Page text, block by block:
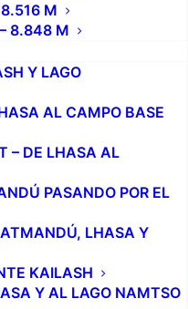
8.516 M
8.848 M
Y LAGO
AL CAMPO BASE
– DE LHASA AL
PASANDO POR EL
LHASA Y
KAILASH
Y AL LAGO NAMTSO